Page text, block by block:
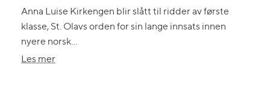
Anna Luise Kirkengen blir slått til ridder av første
klasse, St. Olavs orden for sin lange innsats innen
nyere norsk…
Les merom